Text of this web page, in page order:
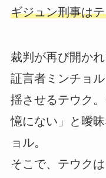
ギジュン刑事は
裁判が再び開かれ
証言者ミンチョ
揺させるテウク
憶にない」と曖
ョル。
そこで、テウク